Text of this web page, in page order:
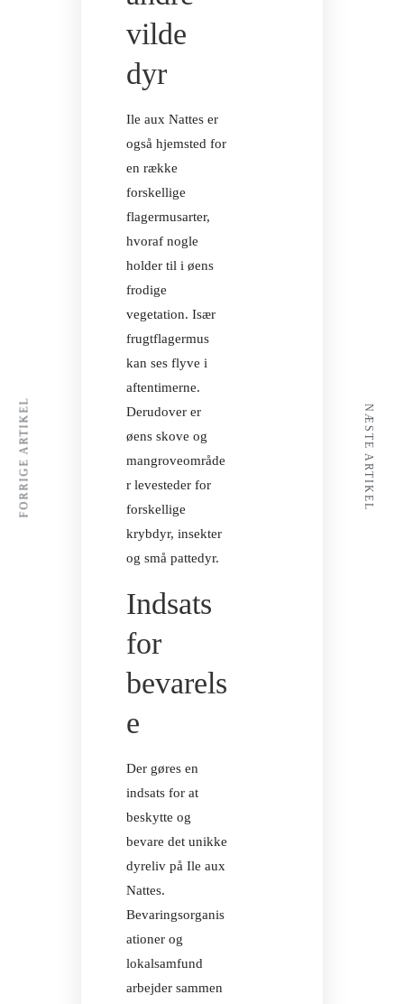
TROPISKE
vilde
dyr
Ile aux Nattes er
også hjemsted for
en række
forskellige
flagermusarter,
hvoraf nogle
holder til i øens
frodige
vegetation. Især
frugtflagermus
kan ses flyve i
aftentimerne.
Derudover er
øens skove og
mangroveområde
r levesteder for
forskellige
krybdyr, insekter
og små pattedyr.
Indsats
for
bevarels
e
Der gøres en
indsats for at
beskytte og
bevare det unikke
dyreliv på Ile aux
Nattes.
Bevaringsorganis
ationer og
lokalsamfund
arbejder sammen
FORRIGE ARTIKEL NÆSTE ARTIKEL